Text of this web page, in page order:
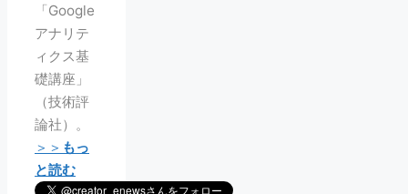
「Google
アナリテ
ィクス基
礎講座」
（技術評
論社）。
＞＞ もっ
と読む